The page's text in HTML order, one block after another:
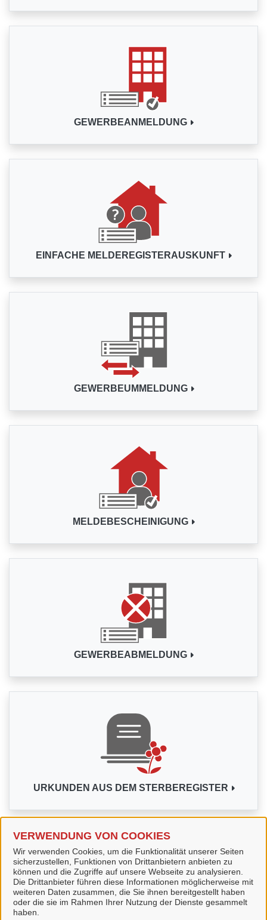
VERWENDUNG VON COOKIES
Wir verwenden Cookies, um die Funktionalität unserer Seiten
sicherzustellen, Funktionen von Drittanbietern anbieten zu
können und die Zugriffe auf unsere Webseite zu analysieren.
Die Drittanbieter führen diese Informationen möglicherweise mit
weiteren Daten zusammen, die Sie ihnen bereitgestellt haben
oder die sie im Rahmen Ihrer Nutzung der Dienste gesammelt
haben.
GEWERBEANMELDUNG
EINFACHE MELDEREGISTERAUSKUNFT
GEWERBEUMMELDUNG
MELDEBESCHEINIGUNG
GEWERBEABMELDUNG
URKUNDEN AUS DEM STERBEREGISTER
Alle Dienstleistungen